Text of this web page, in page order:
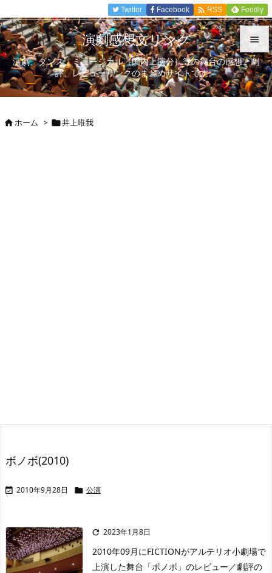


メニュ

Twitter Facebook  RSS Feedly
演劇感想文リンク
演劇、ダンス、ミュージカル（国内上演分）等の舞台の感想、劇
評、レビューリンクのまとめサイトです。
ホーム > 井上唯我
ボノボ(2010)
 2010年9月28日  公演
 2023年1月8日
2010年09月にFICTIONがアルテリオ小劇場で
上演した舞台「ボノボ」のレビュー／劇評の